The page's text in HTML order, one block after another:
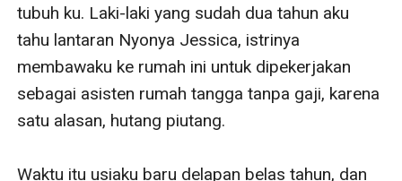
bintang di sini. Di judul HASRAT TERLARANG.